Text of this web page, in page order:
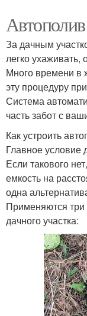
За дачным
легко ухаживать,
Много времени в
эту процедуру
Система
часть забот с
Как устроить
Главное условие
Если такового
емкость на
одна
Применяются три
дачного участка: